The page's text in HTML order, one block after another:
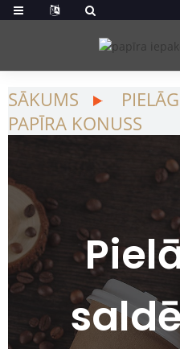
SĀKUMS
PAPĪRA KONUSS